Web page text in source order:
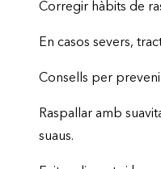
Corregir hàbits de
En casos severs,
Consells per
Raspallar amb
suaus.